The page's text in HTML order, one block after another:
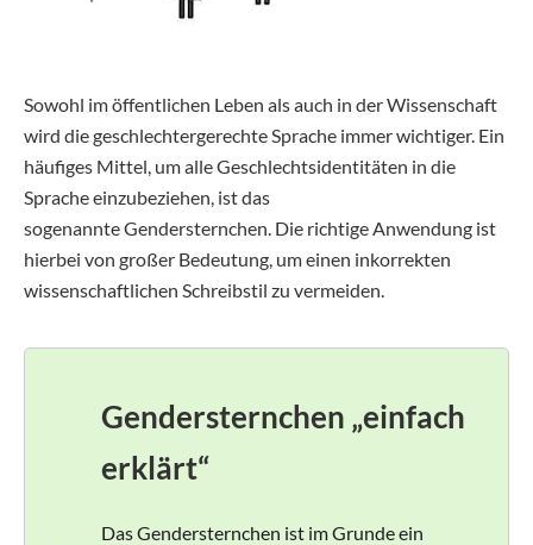
Sowohl im öffentlichen Leben als auch in der Wissenschaft
wird die geschlechtergerechte Sprache immer wichtiger. Ein
häufiges Mittel, um alle Geschlechtsidentitäten in die
Sprache einzubeziehen, ist das
sogenannte Gendersternchen. Die richtige Anwendung ist
hierbei von großer Bedeutung, um einen inkorrekten
wissenschaftlichen Schreibstil zu vermeiden.
Gendersternchen „einfach
erklärt“
Das Gendersternchen ist im Grunde ein